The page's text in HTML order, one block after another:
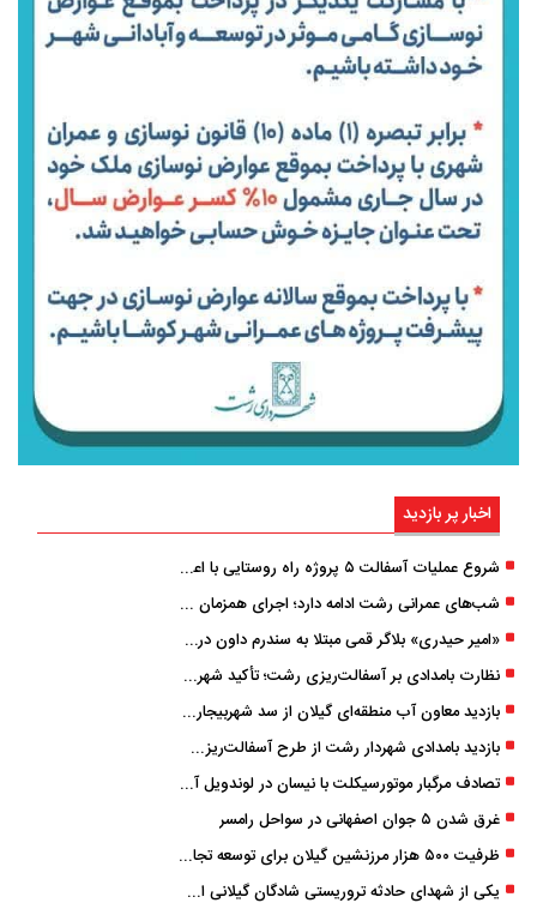
اخبار پر بازدید
شروع عملیات آسفالت ۵ پروژه راه ‌روستایی با اعتبار ۳۷۰ میلیاردی در گیلان
شب‌های عمرانی رشت ادامه دارد؛ اجرای همزمان آسفالت‌ریزی در پنج منطقه شهری
«امیر حیدری» بلاگر قمی مبتلا به سندرم داون درگذشت
نظارت بامدادی بر آسفالت‌ریزی رشت؛ تأکید شهردار و بازرس کل بر کیفیت اجرای پروژه‌ها
بازدید معاون آب منطقه‌ای گیلان از سد شهربیجار برای تداوم تأمین آب شرب استان
بازدید بامدادی شهردار رشت از طرح آسفالت‌ریزی گسترده در مناطق پنج‌گانه
تصادف مرگبار موتورسیکلت با نیسان در لوندویل آستارا/ انتقال مصدوم با اورژانس هوایی به رشت
غرق شدن ۵ جوان اصفهانی در سواحل رامسر
ظرفیت ۵۰۰ هزار مرزنشین گیلان برای توسعه تجارت فعال می‌شود
یکی از شهدای حادثه تروریستی شادگان گیلانی است/ شهادت «سینا سیاه‌ نژاد» در درگیری با اشرار مسلح